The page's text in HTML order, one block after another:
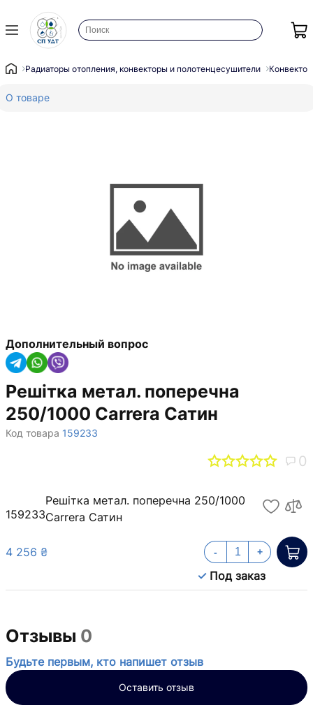
Радиаторы отопления, конвекторы и полотенцесушители
О товаре
Дополнительный вопрос
Решітка метал. поперечна
250/1000 Carrera Сатин
Код товара 159233
0
159233
Решітка метал. поперечна 250/1000
Carrera Сатин
4 256 ₴
Под заказ
- +
Отзывы 0
Будьте первым, кто напишет отзыв
Оставить отзыв